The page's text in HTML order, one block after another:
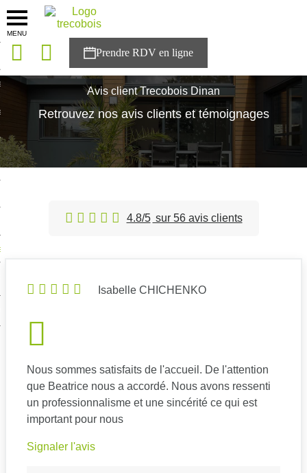
MENU
solutions
Trecobois
à NESTOR
Avis client Trecobois Dinan
Retrouvez nos avis clients et témoignages
4.8/5 sur 56 avis clients
Isabelle CHICHENKO
Nous sommes satisfaits de l'accueil. De l'attention
que Beatrice nous a accordé. Nous avons ressenti
un professionnalisme et une sincérité ce qui est
important pour nous
Signaler l'avis